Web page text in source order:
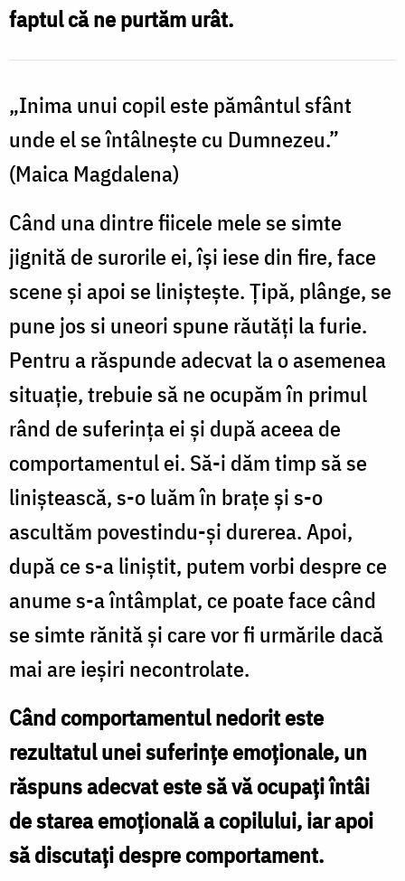
faptul că ne purtăm urât.
„Inima unui copil este pământul sfânt
unde el se întâlnește cu Dumnezeu.”
(Maica Magdalena)
Când una dintre fiicele mele se simte
jignită de surorile ei, își iese din fire, face
scene și apoi se liniștește. Țipă, plânge, se
pune jos si uneori spune răutăți la furie.
Pentru a răspunde adecvat la o asemenea
situație, trebuie să ne ocupăm în primul
rând de suferința ei și după aceea de
comportamentul ei. Să-i dăm timp să se
liniștească, s-o luăm în brațe și s-o
ascultăm povestindu-și durerea. Apoi,
după ce s-a liniștit, putem vorbi despre ce
anume s-a întâmplat, ce poate face când
se simte rănită și care vor fi urmările dacă
mai are ieșiri necontrolate.
Când comportamentul nedorit este
rezultatul unei suferințe emoționale, un
răspuns adecvat este să vă ocupați întâi
de starea emoțională a copilului, iar apoi
să discutați despre comportament.